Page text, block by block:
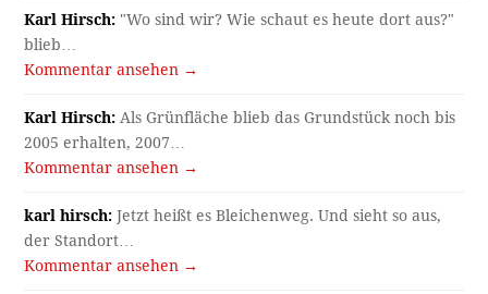
Karl Hirsch: "Wo sind wir? Wie schaut es heute dort aus?"
blieb…
Kommentar ansehen →
Karl Hirsch: Als Grünfläche blieb das Grundstück noch bis
2005 erhalten, 2007…
Kommentar ansehen →
karl hirsch: Jetzt heißt es Bleichenweg. Und sieht so aus,
der Standort…
Kommentar ansehen →